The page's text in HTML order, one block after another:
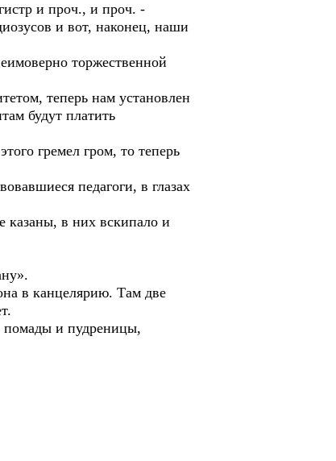
и проч., и проч. -
и вот, наконец, наши
торжественной
теперь нам установлен
будут платить
гремел гром, то теперь
педагоги, в глазах
казаны, в них вскипало и
в канцелярию. Там две
помады и пудреницы,